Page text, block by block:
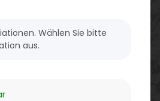
Wählen Sie bitte
aus.